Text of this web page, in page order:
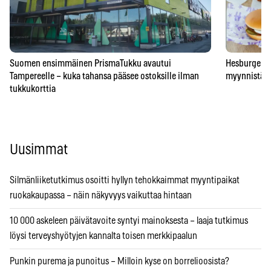
Suomen ensimmäinen PrismaTukku avautui
Tampereelle – kuka tahansa pääsee ostoksille ilman
tukkukorttia
myynnistä
Uusimmat
Silmänliiketutkimus osoitti hyllyn tehokkaimmat myyntipaikat
ruokakaupassa – näin näkyvyys vaikuttaa hintaan
10 000 askeleen päivätavoite syntyi mainoksesta – laaja tutkimus
löysi terveyshyötyjen kannalta toisen merkkipaalun
Punkin purema ja punoitus – Milloin kyse on borrelioosista?